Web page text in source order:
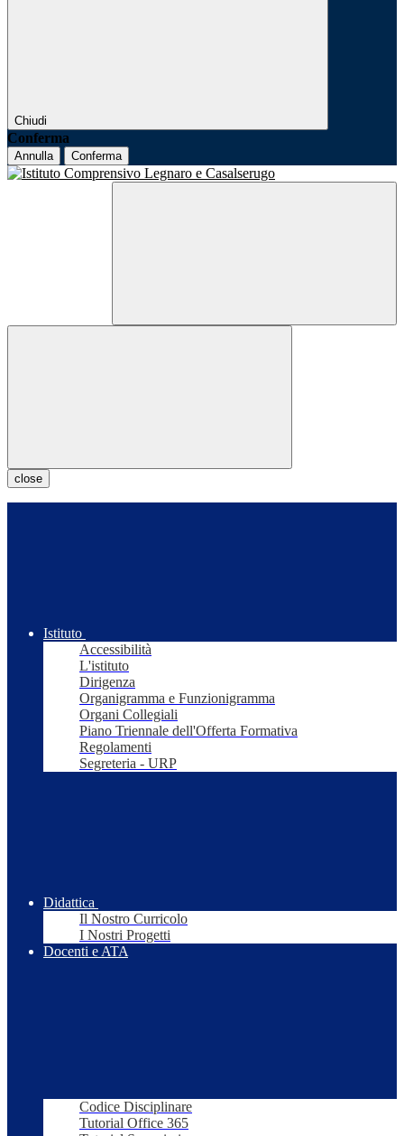
Chiudi
Conferma
Annulla Conferma
close
Istituto
Accessibilità
L'istituto
Dirigenza
Organigramma e Funzionigramma
Organi Collegiali
Piano Triennale dell'Offerta Formativa
Regolamenti
Segreteria - URP
Didattica
Il Nostro Curricolo
I Nostri Progetti
Docenti e ATA
Codice Disciplinare
Tutorial Office 365